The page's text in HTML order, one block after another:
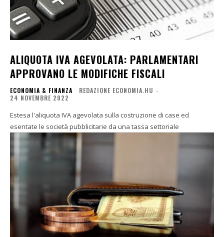
ALIQUOTA IVA AGEVOLATA: PARLAMENTARI
APPROVANO LE MODIFICHE FISCALI
ECONOMIA & FINANZA REDAZIONE ECONOMIA.HU -
24 NOVEMBRE 2022
Estesa l'aliquota IVA agevolata sulla costruzione di case ed
esentate le società pubblicitarie da una tassa settoriale